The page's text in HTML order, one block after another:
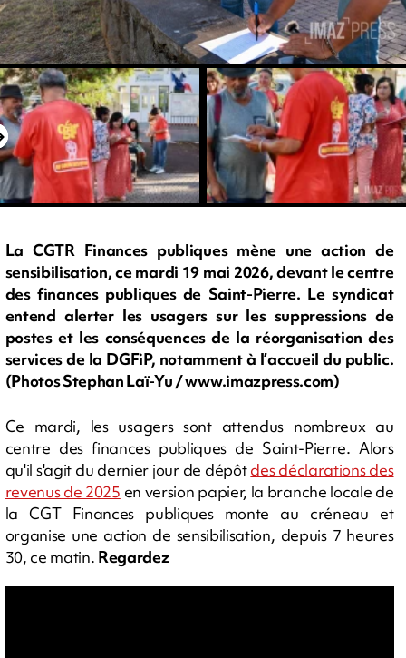
La CGTR Finances publiques mène une action de
sensibilisation, ce mardi 19 mai 2026, devant le centre
des finances publiques de Saint-Pierre. Le syndicat
entend alerter les usagers sur les suppressions de
postes et les conséquences de la réorganisation des
services de la DGFiP, notamment à l’accueil du public.
(Photos Stephan Laï-Yu / www.imazpress.com)
Ce mardi, les usagers sont attendus nombreux au
centre des finances publiques de Saint-Pierre. Alors
qu'il s'agit du dernier jour de dépôtdes déclarations des
revenus de 2025 en version papier, la branche locale de
la CGT Finances publiques monte au créneau et
organise une action de sensibilisation, depuis 7 heures
30, ce matin. Regardez